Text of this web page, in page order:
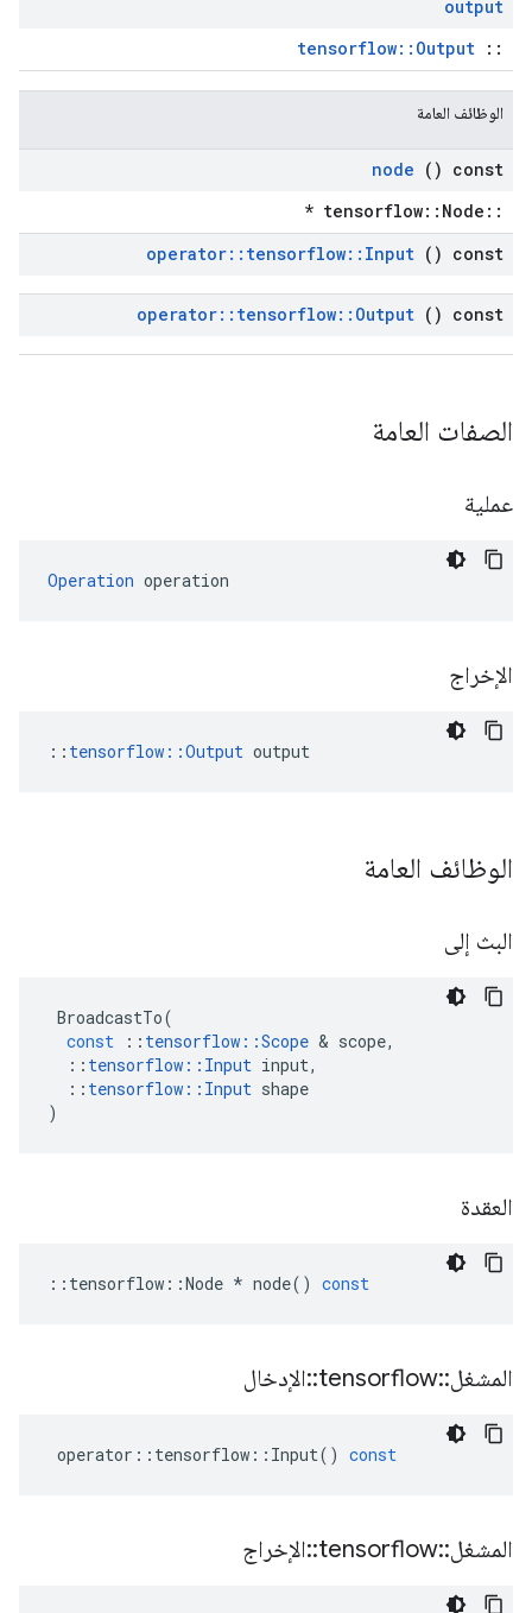
output
::
tensorflow::Output
الوظائف العامة
node () const
::tensorflow::Node *
operator:: tensorflow:: Input () const
operator:: tensorflow:: Output () const
الصفات العامة
عملية
Operation operation
الإخراج
:: tensorflow::Output output
الوظائف العامة
البث إلى
BroadcastTo(
const
:: tensorflow ::Scope & scope,
:: tensorflow :: Input input,
:: tensorflow :: Input shape
)
العقدة
:: tensorflow ::Node * node() const
المشغل::
tensorflow
::الإدخال
operator :: tensorflow :: Input() const
المشغل::
tensorflow
::الإخراج